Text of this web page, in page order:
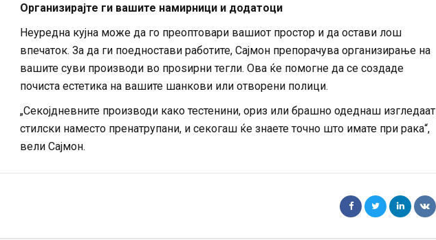
Организирајте ги вашите намирници и додатоци
Неуредна кујна може да го преоптовари вашиот простор и да остави лош
впечаток. За да ги поедностави работите, Сајмон препорачува организирање на
вашите суви производи во проѕирни тегли. Ова ќе помогне да се создаде
почиста естетика на вашите шанкови или отворени полици.
„Секојдневните производи како тестенини, ориз или брашно одеднаш изгледаат
стилски наместо пренатрупани, и секогаш ќе знаете точно што имате при рака“,
вели Сајмон.